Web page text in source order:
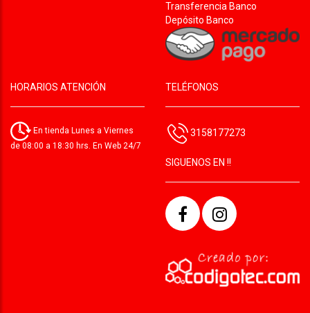
Transferencia Banco
Depósito Banco
HORARIOS ATENCIÓN
En tienda Lunes a Viernes
de 08:00 a 18:30 hrs. En Web 24/7
TELÉFONOS
3158177273
SIGUENOS EN !!